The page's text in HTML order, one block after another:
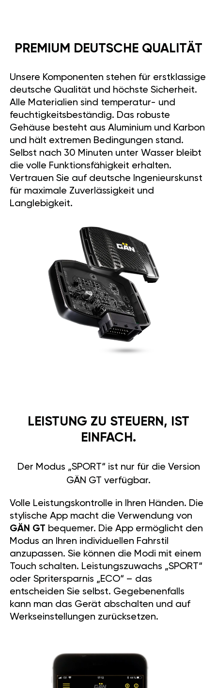
PREMIUM DEUTSCHE QUALITÄT
Unsere Komponenten stehen für erstklassige
deutsche Qualität und höchste Sicherheit.
Alle Materialien sind temperatur- und
feuchtigkeitsbeständig. Das robuste
Gehäuse besteht aus Aluminium und Karbon
und hält extremen Bedingungen stand.
Selbst nach 30 Minuten unter Wasser bleibt
die volle Funktionsfähigkeit erhalten.
Vertrauen Sie auf deutsche Ingenieurskunst
für maximale Zuverlässigkeit und
Langlebigkeit.
LEISTUNG ZU STEUERN, IST
EINFACH.
Der Modus „SPORT“ ist nur für die Version
GÄN GT verfügbar.
Volle Leistungskontrolle in Ihren Händen. Die
stylische App macht die Verwendung von
GÄN GT bequemer. Die App ermöglicht den
Modus an Ihren individuellen Fahrstil
anzupassen. Sie können die Modi mit einem
Touch schalten. Leistungszuwachs „SPORT“
oder Spritersparnis „ECO“ – das
entscheiden Sie selbst. Gegebenenfalls
kann man das Gerät abschalten und auf
Werkseinstellungen zurücksetzen.